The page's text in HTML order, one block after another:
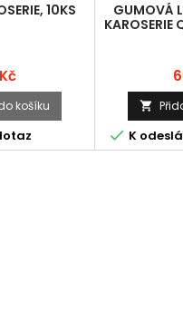
10KS
košíku
GUMOVÁ
KAROSERIE

 K